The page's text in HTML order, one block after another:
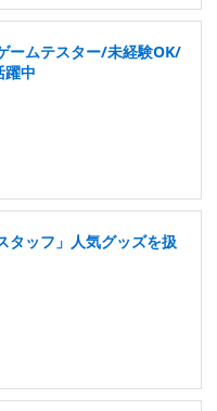
ームテスター/未経験OK/
躍中
タッフ」人気グッズを扱